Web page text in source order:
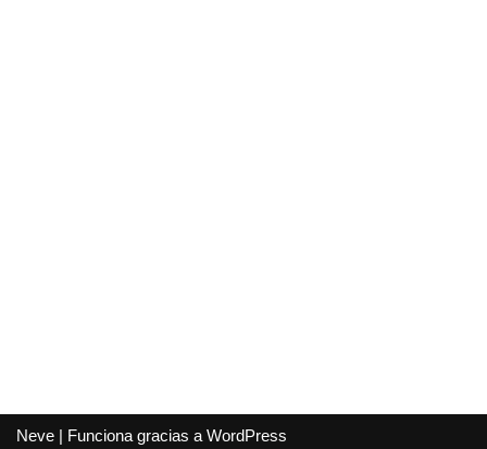
Neve | Funciona gracias a WordPress